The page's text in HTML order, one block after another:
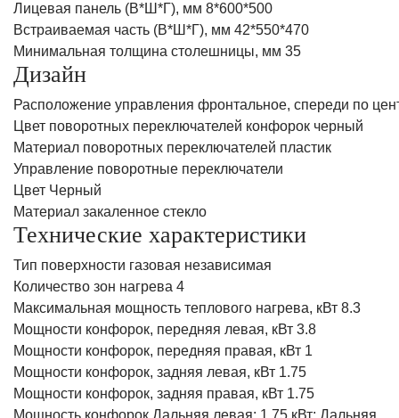
Лицевая панель (В*Ш*Г), мм 8*600*500
Встраиваемая часть (В*Ш*Г), мм 42*550*470
Минимальная толщина столешницы, мм 35
Дизайн
Расположение управления фронтальное, спереди по
Цвет поворотных переключателей конфорок черный
Материал поворотных переключателей пластик
Управление поворотные переключатели
Цвет Черный
Материал закаленное стекло
Технические характеристики
Тип поверхности газовая независимая
Количество зон нагрева 4
Максимальная мощность теплового нагрева, кВт 8.3
Мощности конфорок, передняя левая, кВт 3.8
Мощности конфорок, передняя правая, кВт 1
Мощности конфорок, задняя левая, кВт 1.75
Мощности конфорок, задняя правая, кВт 1.75